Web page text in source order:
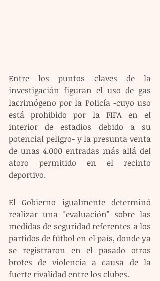
Entre los puntos claves de la
investigación figuran el uso de gas
lacrimógeno por la Policía -cuyo uso
está prohibido por la FIFA en el
interior de estadios debido a su
potencial peligro- y la presunta venta
de unas 4.000 entradas más allá del
aforo permitido en el recinto
deportivo.
El Gobierno igualmente determinó
realizar una "evaluación" sobre las
medidas de seguridad referentes a los
partidos de fútbol en el país, donde ya
se registraron en el pasado otros
brotes de violencia a causa de la
fuerte rivalidad entre los clubes.